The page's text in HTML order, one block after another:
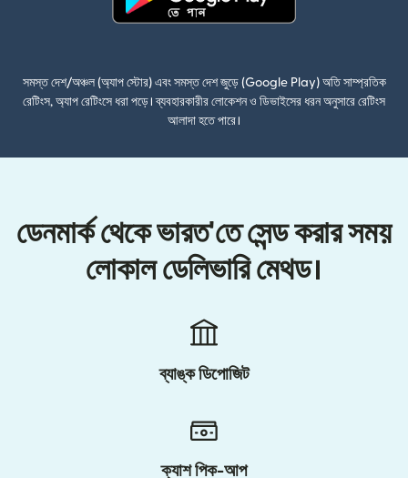
সমস্ত দেশ/অঞ্চল (অ্যাপ স্টোর) এবং সমস্ত দেশ জুড়ে (Google Play) অতি সাম্প্রতিক
রেটিংস, অ্যাপ রেটিংসে ধরা পড়ে। ব্যবহারকারীর লোকেশন ও ডিভাইসের ধরন অনুসারে রেটিংস
আলাদা হতে পারে।
ডেনমার্ক থেকে ভারত'তে সেন্ড করার সময়
লোকাল ডেলিভারি মেথড।
ব্যাঙ্ক ডিপোজিট
ক্যাশ পিক-আপ